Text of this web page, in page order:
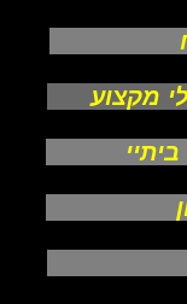
מקצוע
ביתיי